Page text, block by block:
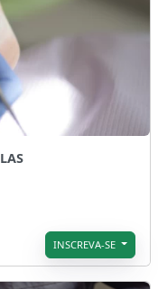
INSCREVA-SE